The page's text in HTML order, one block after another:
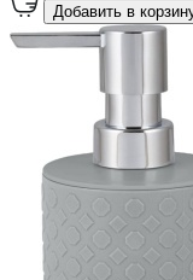
Добавить в